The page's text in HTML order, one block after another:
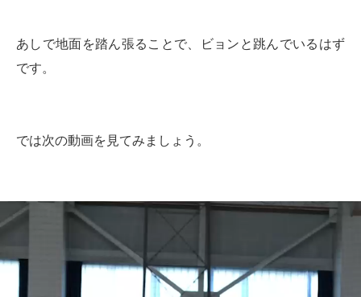
あしで地面を踏ん張ることで、ビョンと跳んでいるはず
です。
では次の動画を見てみましょう。